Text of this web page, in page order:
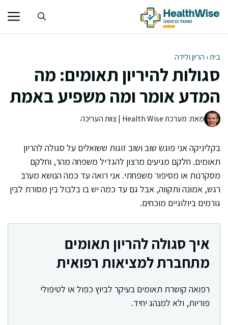
לתוכן
בית› הריון ולידה
סגולות להיריון תאומים: מה
המדע אומר ומה משפיע באמת
מאת: מערכת Health Wise | צוות העריכה
בקליניקה אני פוגש שוב ושוב זוגות ששואלים על סגולה להריון
תאומים. חלקם מגיעים מרצון להגדיל משפחה מהר, וחלקם
מסקרנות או מסיפור משפחתי. אני רואה עד כמה הנושא מערב
רגש, אמונה ותקווה, אבל גם עד כמה יש בו בלבול בין מסורת לבין
גורמים ביולוגיים מוכחים.
איך סגולה להריון תאומים
מתחברת למציאות רפואית
רפואה קושרת תאומים בעיקר לביוץ כפול או לטיפולי
פוריות, ולא למנהג יחיד.